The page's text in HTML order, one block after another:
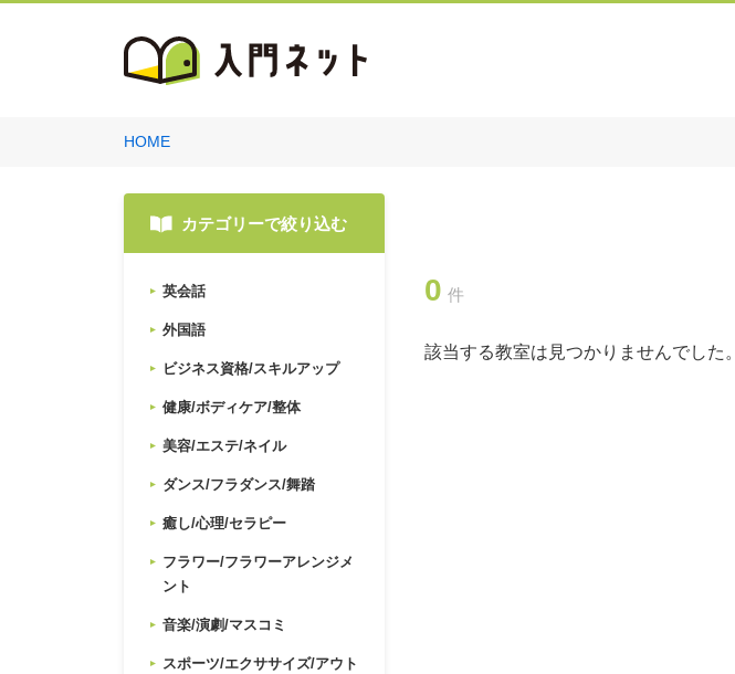
HOME
カテゴリーで絞り込む
英会話
外国語
ビジネス資格/スキルアップ
健康/ボディケア/整体
美容/エステ/ネイル
ダンス/フラダンス/舞踏
癒し/心理/セラピー
フラワー/フラワーアレンジメ
ント
音楽/演劇/マスコミ
スポーツ/エクササイズ/アウト
0 件
該当する教室は見つかりませんでした。